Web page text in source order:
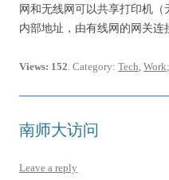
网和无线网可以共享打印机
内部地址，由有线网的网关连
Views: 152. Category: Tech, Work
南师大访问
Leave a reply